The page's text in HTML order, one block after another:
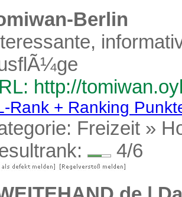
Berlin
http://
Rank + Ranking
Freizeit »
4/6